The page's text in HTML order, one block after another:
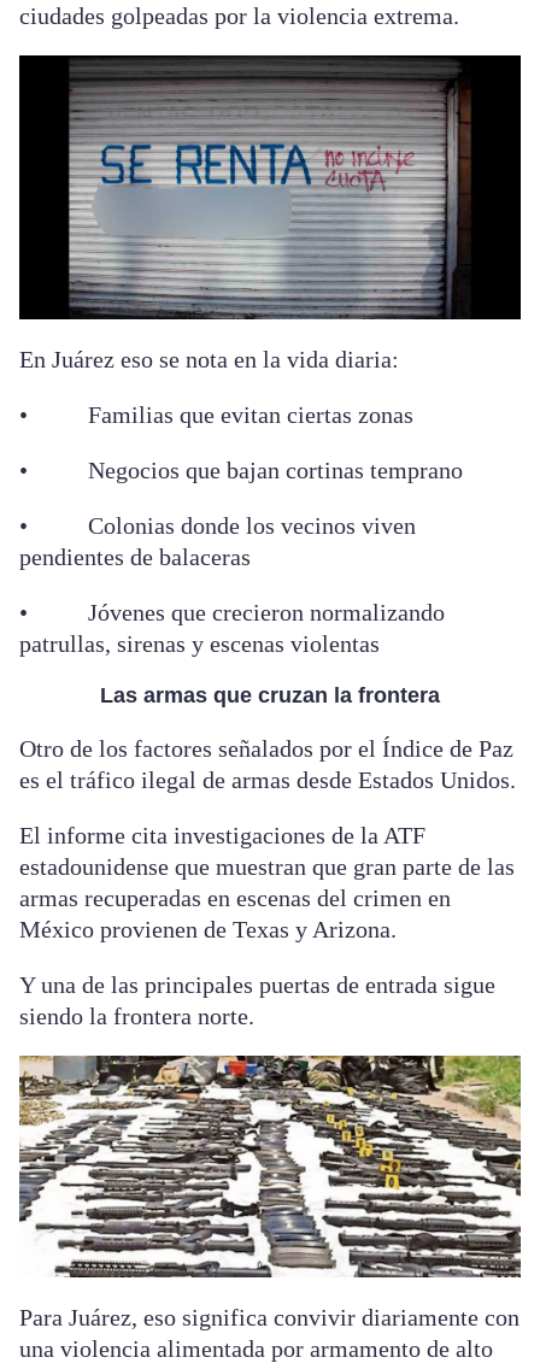
ciudades golpeadas por la violencia extrema.
En Juárez eso se nota en la vida diaria:
• Familias que evitan ciertas zonas
• Negocios que bajan cortinas temprano
• Colonias donde los vecinos viven
pendientes de balaceras
• Jóvenes que crecieron normalizando
patrullas, sirenas y escenas violentas
Las armas que cruzan la frontera
Otro de los factores señalados por el Índice de Paz
es el tráfico ilegal de armas desde Estados Unidos.
El informe cita investigaciones de la ATF
estadounidense que muestran que gran parte de las
armas recuperadas en escenas del crimen en
México provienen de Texas y Arizona.
Y una de las principales puertas de entrada sigue
siendo la frontera norte.
Para Juárez, eso significa convivir diariamente con
una violencia alimentada por armamento de alto